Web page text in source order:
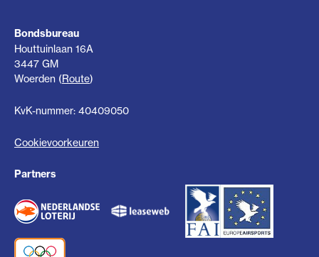
Bondsbureau
Houttuinlaan 16A
3447 GM
Woerden (Route)
KvK-nummer: 40409050
Cookievoorkeuren
Partners